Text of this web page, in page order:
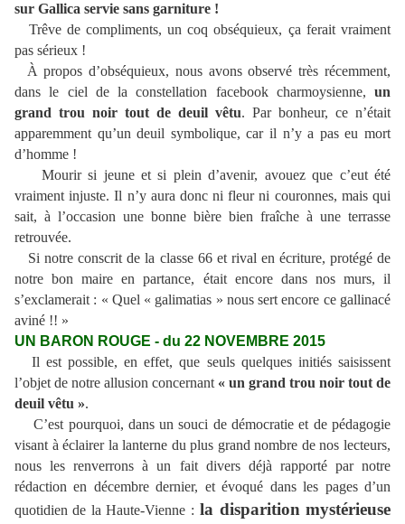
sur Gallica servie sans garniture !
Trêve de compliments, un coq obséquieux, ça ferait vraiment
pas sérieux !
À propos d’obséquieux, nous avons observé très récemment,
dans le ciel de la constellation facebook charmoysienne, un
grand trou noir tout de deuil vêtu. Par bonheur, ce n’était
apparemment qu’un deuil symbolique, car il n’y a pas eu mort
d’homme !
Mourir si jeune et si plein d’avenir, avouez que c’eut été
vraiment injuste. Il n’y aura donc ni fleur ni couronnes, mais qui
sait, à l’occasion une bonne bière bien fraîche à une terrasse
retrouvée.
Si notre conscrit de la classe 66 et rival en écriture, protégé de
notre bon maire en partance, était encore dans nos murs, il
s’exclamerait : « Quel « galimatias » nous sert encore ce gallinacé
aviné !! »
UN BARON ROUGE - du 22 NOVEMBRE 2015
Il est possible, en effet, que seuls quelques initiés saisissent
l’objet de notre allusion concernant « un grand trou noir tout de
deuil vêtu ».
C’est pourquoi, dans un souci de démocratie et de pédagogie
visant à éclairer la lanterne du plus grand nombre de nos lecteurs,
nous les renverrons à un fait divers déjà rapporté par notre
rédaction en décembre dernier, et évoqué dans les pages d’un
quotidien de la Haute-Vienne : la disparition mystérieuse